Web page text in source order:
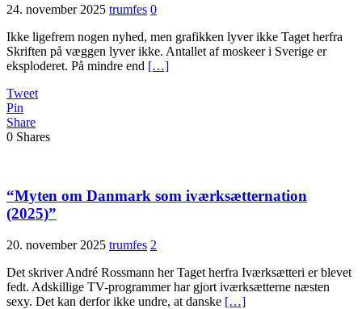
24. november 2025 trumfes 0
Ikke ligefrem nogen nyhed, men grafikken lyver ikke Taget herfra
Skriften på væggen lyver ikke. Antallet af moskeer i Sverige er
eksploderet. På mindre end […]
Tweet
Pin
Share
0 Shares
“Myten om Danmark som iværksætternation
(2025)”
20. november 2025 trumfes 2
Det skriver André Rossmann her Taget herfra Iværksætteri er blevet
fedt. Adskillige TV-programmer har gjort iværksætterne næsten
sexy. Det kan derfor ikke undre, at danske […]